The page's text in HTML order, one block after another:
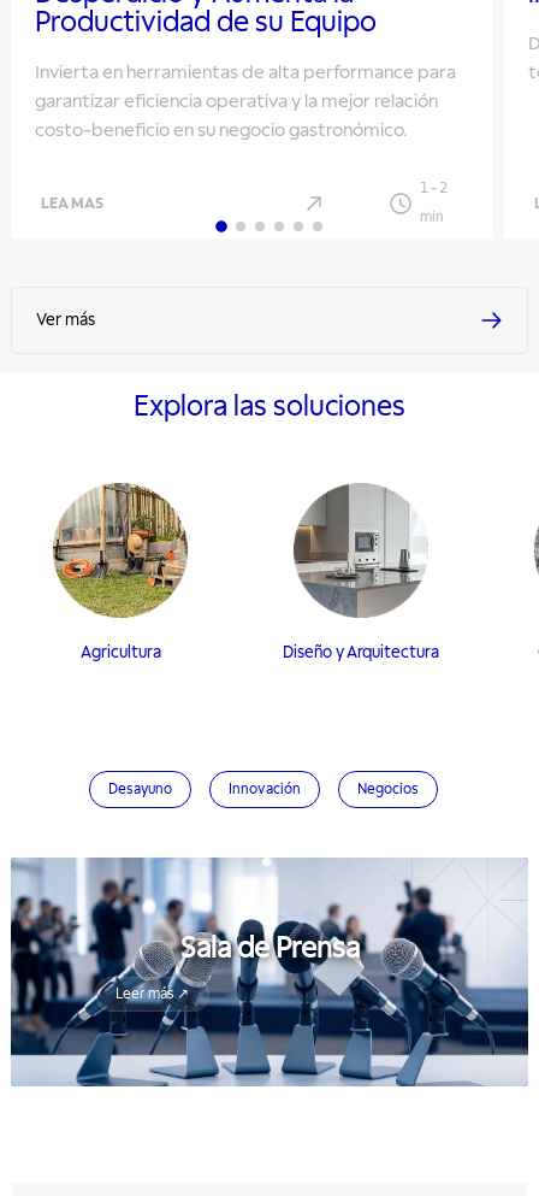
Productividad de su Equipo
Invierta en herramientas de alta performance para
garantizar eficiencia operativa y la mejor relación
costo-beneficio en su negocio gastronómico.
LEA MAS
1- 2
min
Ver más
Explora las soluciones
Agricultura Diseño y Arquitectura
Desayuno Innovación Negocios
Sala de Prensa
Leer más ↗